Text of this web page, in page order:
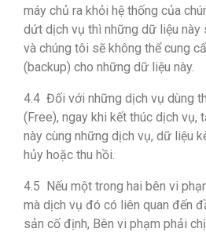
máy chủ ra khỏi hệ thống của
dứt dịch vụ thì những dữ liệu này
và chúng tôi sẽ không thể cung
(backup) cho những dữ liệu này.
4.4 Đối với những dịch vụ dùng
(Free), ngay khi kết thúc dịch vụ,
này cùng những dịch vụ, dữ liệu
hủy hoặc thu hồi.
4.5 Nếu một trong hai bên vi
mà dịch vụ đó có liên quan đến
sản cố định, Bên vi phạm phải